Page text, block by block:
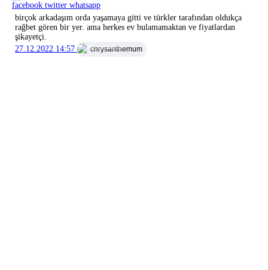
facebook twitter whatsapp
birçok arkadaşım orda yaşamaya gitti ve türkler tarafından oldukça
rağbet gören bir yer. ama herkes ev bulamamaktan ve fiyatlardan
şikayetçi.
27.12.2022 14:57
chrysanthemum